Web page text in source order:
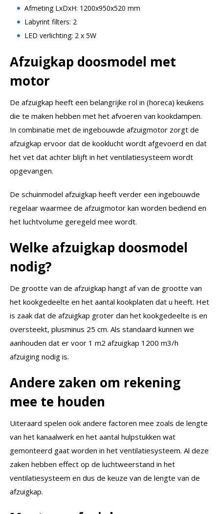
Afmeting LxDxH: 1200x950x520 mm
Labyrint filters: 2
LED verlichting: 2 x 5W
Afzuigkap doosmodel met
motor
De afzuigkap heeft een belangrijke rol in (horeca) keukens
die te maken hebben met het afvoeren van kookdampen.
In combinatie met de ingebouwde afzuigmotor zorgt de
afzuigkap ervoor dat de kooklucht wordt afgevoerd en dat
het vet dat achter blijft in het ventilatiesysteem wordt
opgevangen.
De schuinmodel afzuigkap heeft verder een ingebouwde
regelaar waarmee de afzuigmotor kan worden bediend en
het luchtvolume geregeld mee wordt.
Welke afzuigkap doosmodel
nodig?
De grootte van de afzuigkap hangt af van de grootte van
het kookgedeelte en het aantal kookplaten dat u heeft. Het
is zaak dat de afzuigkap groter dan het kookgedeelte is en
oversteekt, plusminus 25 cm. Als standaard kunnen we
aanhouden dat er voor 1 m2 afzuigkap 1200 m3/h
afzuiging nodig is.
Andere zaken om rekening
mee te houden
Uiteraard spelen ook andere factoren mee zoals de lengte
van het kanaalwerk en het aantal hulpstukken wat
gemonteerd gaat worden in het ventilatiesysteem. Al deze
zaken hebben effect op de luchtweerstand in het
ventilatiesysteem en dus de keuze van de lengte van de
afzuigkap.